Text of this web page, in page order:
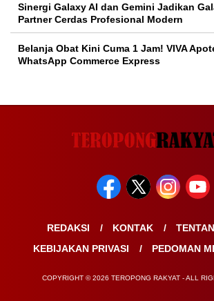
Sinergi Galaxy AI dan Gemini Jadikan
Partner Cerdas Profesional Modern
Belanja Obat Kini Cuma 1 Jam! VIVA
WhatsApp Commerce Express
REDAKSI KONTAK
KEBIJAKAN PRIVASI
PEDOMAN
COPYRIGHT © 2026 TEROPONG RAKYAT - ALL